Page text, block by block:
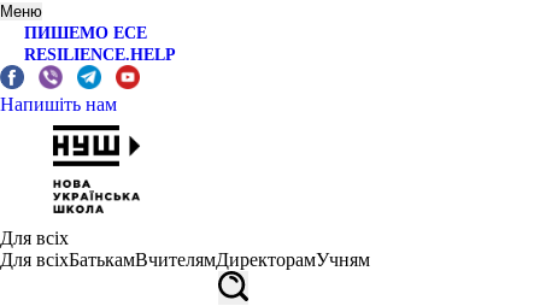
Меню
ПИШЕМО ЕСЕ
RESILIENCE.HELP
Напишіть нам
Для всіх
Для всіхБатькамВчителямДиректорамУчням